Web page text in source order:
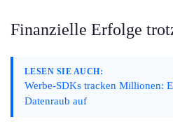
Finanzielle Erfolge
LESEN SIE AUCH:
Werbe-SDKs tracken Millionen:
Datenraub auf